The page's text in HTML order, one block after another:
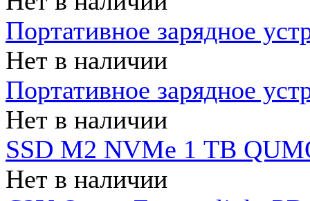
Портативное зарядное
Нет в наличии
Портативное зарядное
Нет в наличии
SSD M2 NVMe 1 ТB
Нет в наличии